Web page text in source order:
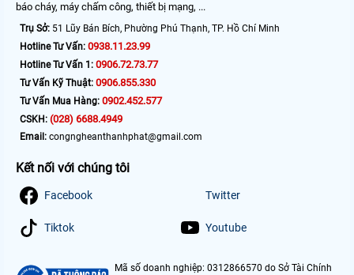
báo cháy, máy chấm công, thiết bị mạng, ...
Trụ Sở: 51 Lũy Bán Bích, Phường Phú Thạnh, TP. Hồ Chí Minh
Hotline Tư Vấn: 0938.11.23.99
Hotline Tư Vấn 1: 0906.72.73.77
Tư Vấn Kỹ Thuật: 0906.855.330
Tư Vấn Mua Hàng: 0902.452.577
CSKH: (028) 6688.4949
Email: congngheanthanhphat@gmail.com
Kết nối với chúng tôi
Facebook Twitter
Tiktok Youtube
Mã số doanh nghiệp: 0312866570 do Sở Tài Chính